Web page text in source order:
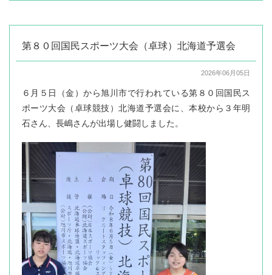
第８０回国民スポーツ大会（卓球）北海道予選会
2026年06月05日
６月５日（金）から旭川市で行われている第８０回国民ス
ポーツ大会（卓球競技）北海道予選会に、本校から３年明
石さん、長嶋さんが出場し健闘しました。